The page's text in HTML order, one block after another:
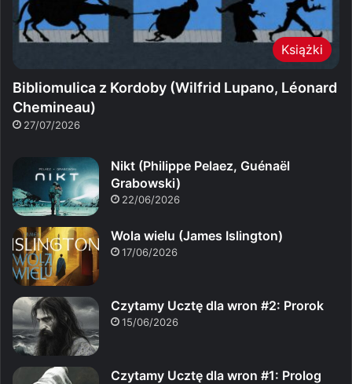
Książki
Bibliomulica z Kordoby (Wilfrid Lupano, Léonard
Chemineau)
27/07/2026
Nikt (Philippe Pelaez, Guénaël
Grabowski)
22/06/2026
Wola wielu (James Islington)
17/06/2026
Czytamy Ucztę dla wron #2: Prorok
15/06/2026
Czytamy Ucztę dla wron #1: Prolog